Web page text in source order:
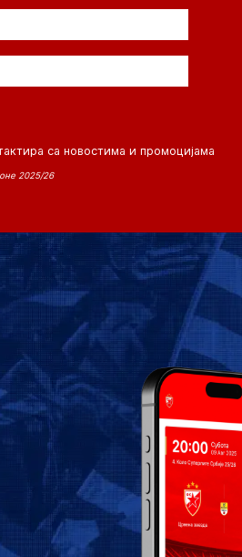
са новостима и промоцијама
2025/26